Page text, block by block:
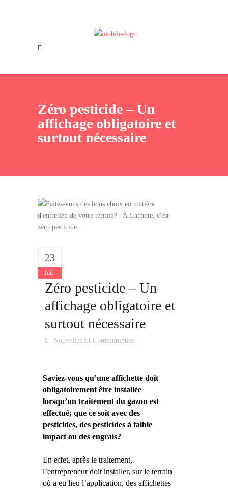
Offres d’emploi
Zéro pesticide – Un
affichage obligatoire et
surtout nécessaire
23
Juil
Zéro pesticide – Un
affichage obligatoire et
surtout nécessaire
Nouvelles Et Communiqués
Saviez-vous qu’une affichette doit
obligatoirement être installée
lorsqu’un traitement du gazon est
effectué; que ce soit avec des
pesticides, des pesticides à faible
impact ou des engrais?
En effet, après le traitement,
l’entrepreneur doit installer, sur le terrain
où a eu lieu l’application, des affichettes